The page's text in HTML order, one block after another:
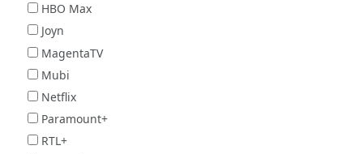
HBO Max
Joyn
MagentaTV
Mubi
Netflix
Paramount+
RTL+